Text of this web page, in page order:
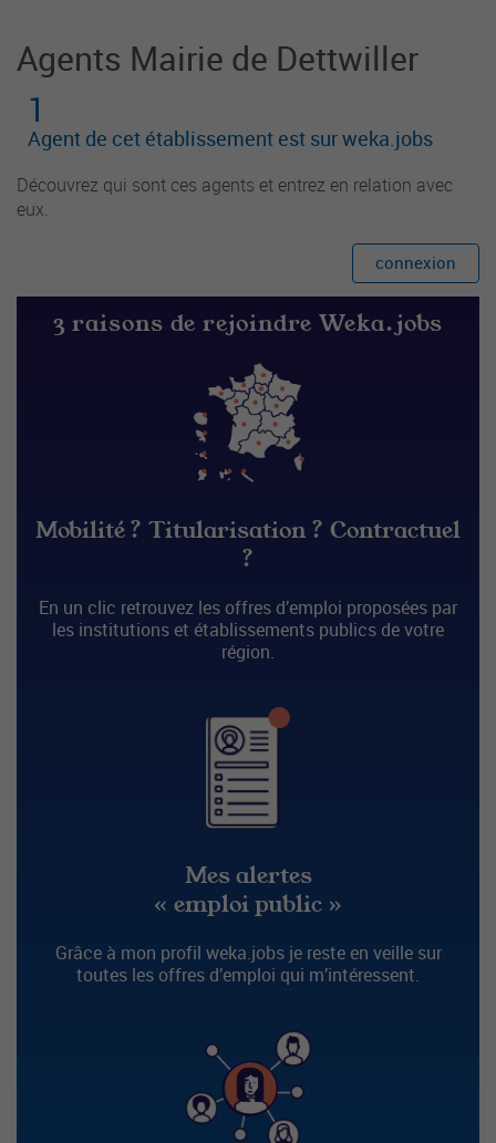
Agents Mairie de Dettwiller
1
Agent de cet établissement est sur weka.jobs
Découvrez qui sont ces agents et entrez en relation avec
eux.
connexion
3 raisons de rejoindre Weka.jobs
Mobilité ? Titularisation ? Contractuel
?
En un clic retrouvez les offres d’emploi proposées par
les institutions et établissements publics de votre
région.
Mes alertes
« emploi public »
Grâce à mon profil weka.jobs je reste en veille sur
toutes les offres d’emploi qui m’intéressent.